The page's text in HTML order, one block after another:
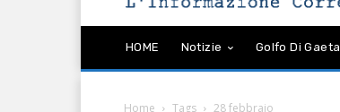
HOME Notizie Golfo Di Gaeta
Home Tags 28 febbraio